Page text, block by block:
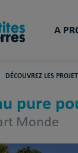
A
DÉCOUVREZ LES
pure
Monde